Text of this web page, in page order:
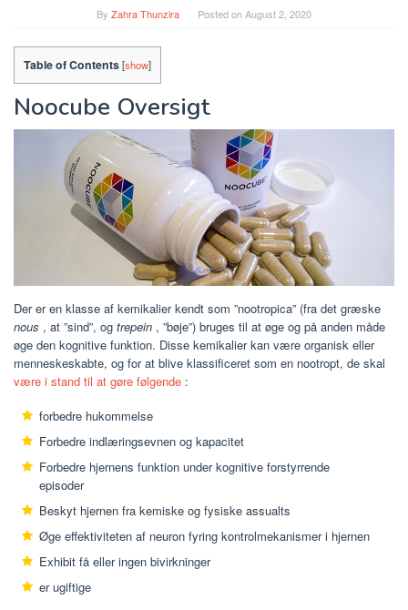
By Zahra Thunzira Posted onAugust 2, 2020
Table of Contents[show]
Noocube Oversigt
Der er en klasse af kemikalier kendt som ”nootropica” (fra det græske
nous , at ”sind”, og trepein , ”bøje”) bruges til at øge og på anden måde
øge den kognitive funktion. Disse kemikalier kan være organisk eller
menneskeskabte, og for at blive klassificeret som en nootropt, de skal
være i stand til at gøre følgende :
forbedre hukommelse
Forbedre indlæringsevnen og kapacitet
Forbedre hjernens funktion under kognitive forstyrrende
episoder
Beskyt hjernen fra kemiske og fysiske assualts
Øge effektiviteten af ​​neuron fyring kontrolmekanismer i hjernen
Exhibit få eller ingen bivirkninger
er ugiftige